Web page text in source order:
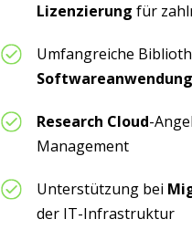
Lizenzierung für
Umfangreiche
Research Cloud-
Management
Unterstützung bei
der IT-Infrastruktur